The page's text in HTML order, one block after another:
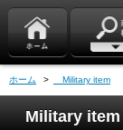
ホーム > Military item
Military item